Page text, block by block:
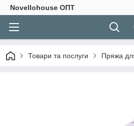
Novellohouse ОПТ
Товари та послуги Пряжа